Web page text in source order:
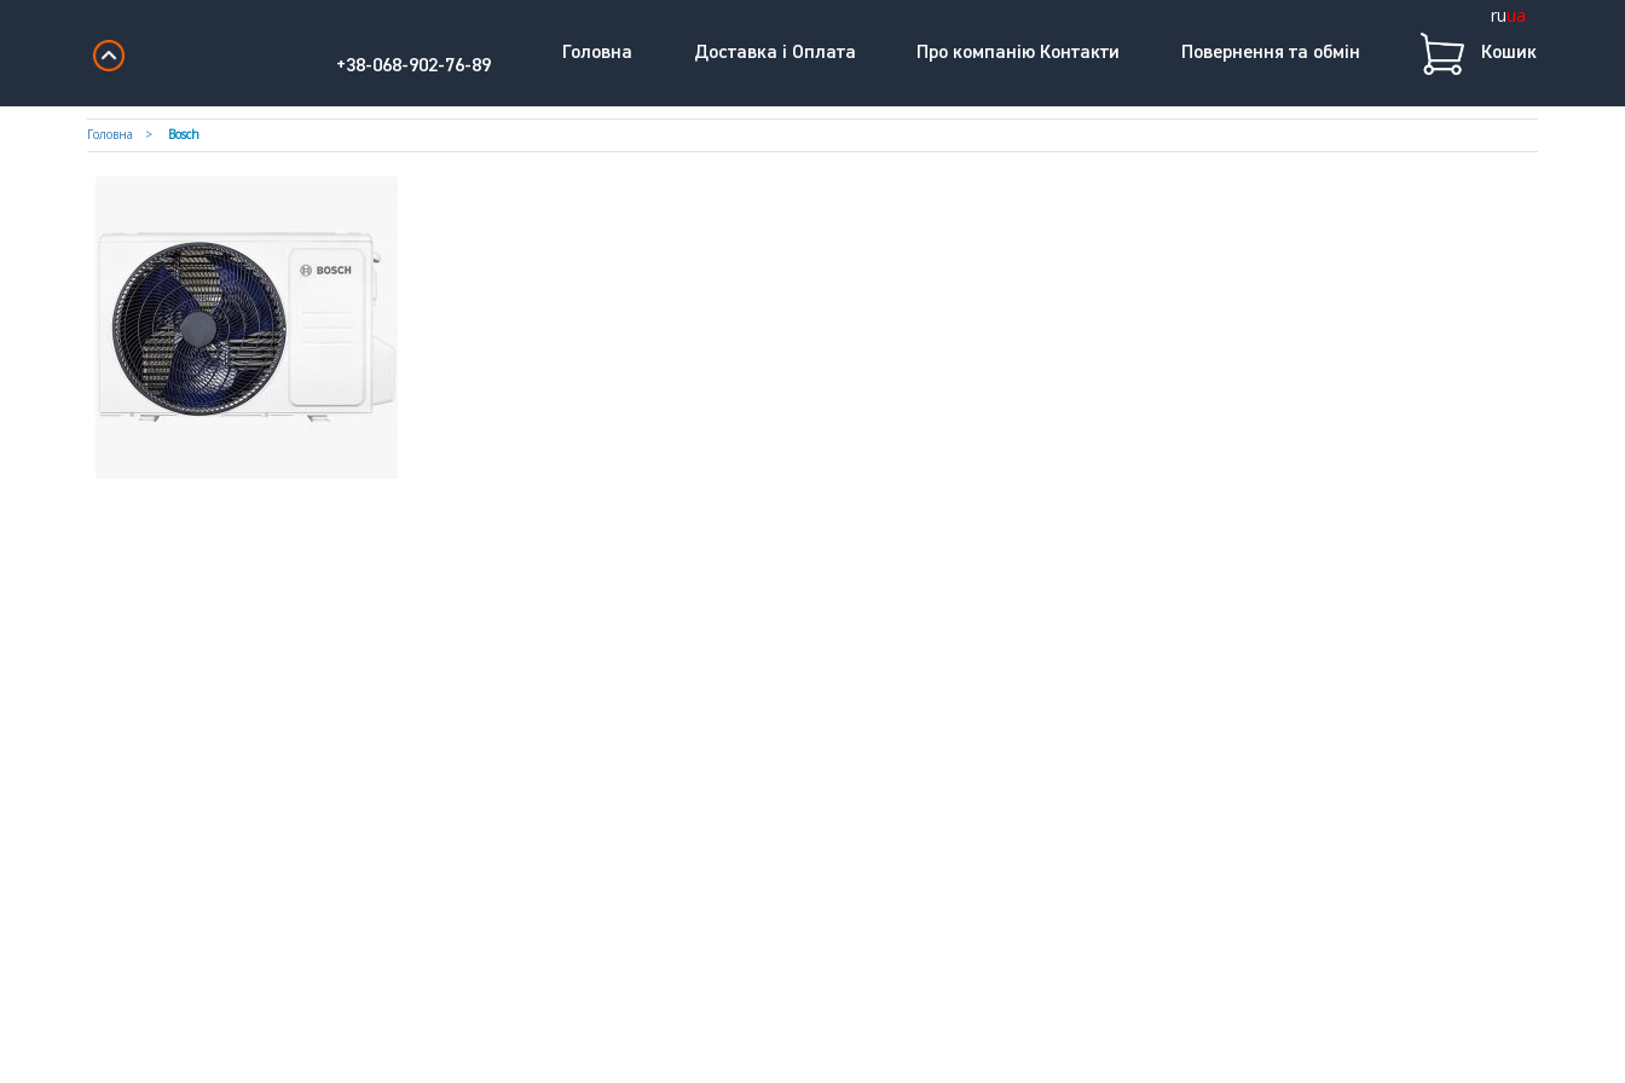
ruua
+38-068-902-76-89
Головна Доставка і Оплата Про компанію Контакти Повернення та обмін Кошик
Головна Bosch